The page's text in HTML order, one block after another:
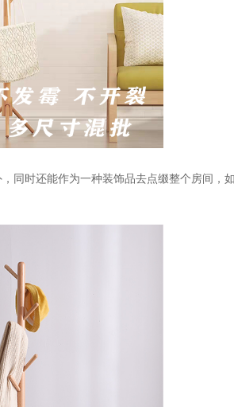
同时还能作为一种装饰品去点缀整个房间，